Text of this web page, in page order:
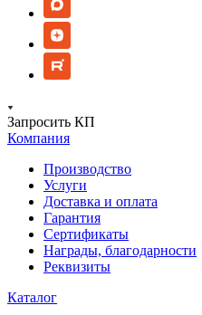
Запросить КП
Компания
Производство
Услуги
Доставка и оплата
Гарантия
Сертификаты
Награды, благодарности
Реквизиты
Каталог